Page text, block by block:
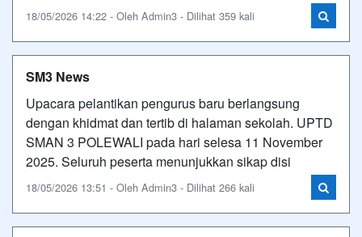
18/05/2026 14:22 - Oleh Admin3 - Dilihat 359 kali
SM3 News
Upacara pelantikan pengurus baru berlangsung
dengan khidmat dan tertib di halaman sekolah. UPTD
SMAN 3 POLEWALI pada hari selesa 11 November
2025. Seluruh peserta menunjukkan sikap disi
18/05/2026 13:51 - Oleh Admin3 - Dilihat 266 kali